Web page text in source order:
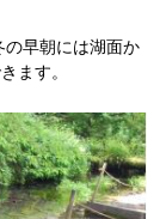
の早朝には湖面か
ます。